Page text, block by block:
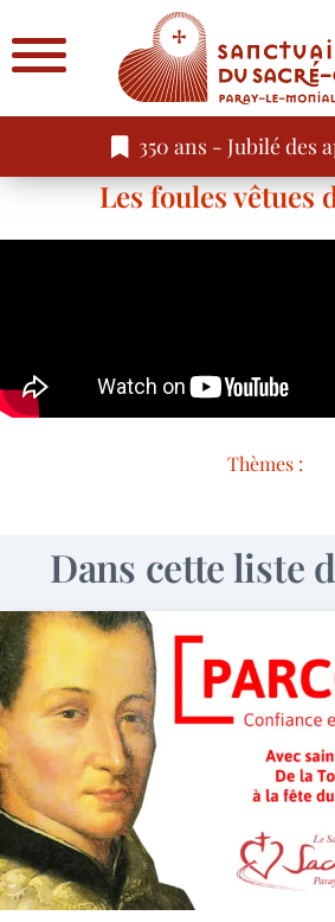
350 ans - Jubilé des
Les foules vêtues
Thèmes :
Dans cette liste